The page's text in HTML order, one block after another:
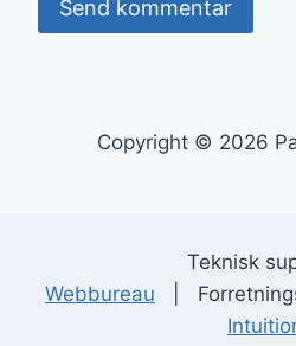
Copyright © 2026
Teknisk
Webbureau |